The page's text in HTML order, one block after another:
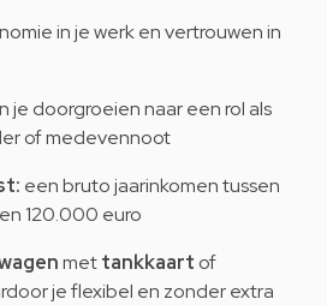
in je werk en vertrouwen in
je doorgroeien naar een rol als
of medevennoot
een bruto jaarinkomen tussen
120.000 euro
mettankkaart of
je flexibel en zonder extra